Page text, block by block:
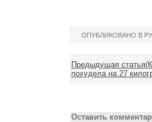
ОПУБЛИКОВАНО В
Предыдущая
похудела на 27
Оставить